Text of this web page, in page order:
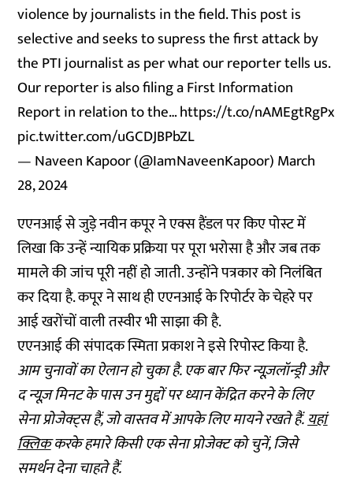
violence by journalists in the field. This post is
selective and seeks to supress the first attack by
the PTI journalist as per what our reporter tells us.
Our reporter is also filing a First Information
Report in relation to the…https://t.co/nAMEgtRgPx
pic.twitter.com/uGCDJBPbZL
— Naveen Kapoor (@IamNaveenKapoor)March
28, 2024
एएनआई से जुड़े नवीन कपूर ने एक्स हैंडल पर किए पोस्ट में
लिखा कि उन्हें न्यायिक प्रक्रिया पर पूरा भरोसा है और जब तक
मामले की जांच पूरी नहीं हो जाती. उन्होंने पत्रकार को निलंबित
कर दिया है. कपूर ने साथ ही एएनआई के रिपोर्टर के चेहरे पर
आई खरोंचों वाली तस्वीर भी साझा की है.
एएनआई की संपादक स्मिता प्रकाश ने इसे रिपोस्ट किया है.
आम चुनावों का ऐलान हो चुका है. एक बार फिर न्यूज़लॉन्ड्री और
द न्यूज़ मिनट के पास उन मुद्दों पर ध्यान केंद्रित करने के लिए
सेना प्रोजेक्ट्स हैं, जो वास्तव में आपके लिए मायने रखते हैं.यहां
क्लिककरके हमारे किसी एक सेना प्रोजेक्ट को चुनें, जिसे
समर्थन देना चाहते हैं.